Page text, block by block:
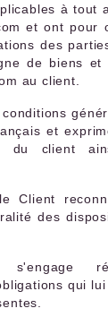
à tout
et ont pour
des
de biens et
au client.
et
du client
Client
des
s'engage
qui